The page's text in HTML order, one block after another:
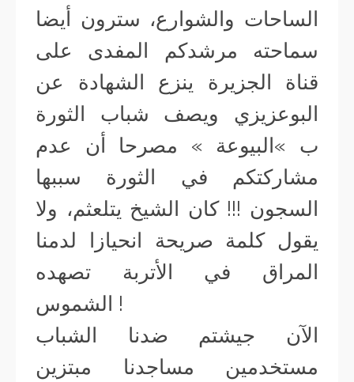
الساحات والشوارع، سترون أيضا
سماحته مرشدكم المفدى على
قناة الجزيرة ينزع الشهادة عن
البوعزيزي ويصف شباب الثورة
ب »البيوعة » مصرحا أن عدم
مشاركتكم في الثورة سببها
السجون !!! كان الشيخ يتلعثم، ولا
يقول كلمة صريحة انحيازا لدمنا
المراق في الأتربة تصهده
الشموس !
الآن جيشتم ضدنا الشباب
مستخدمين مساجدنا مبتزين